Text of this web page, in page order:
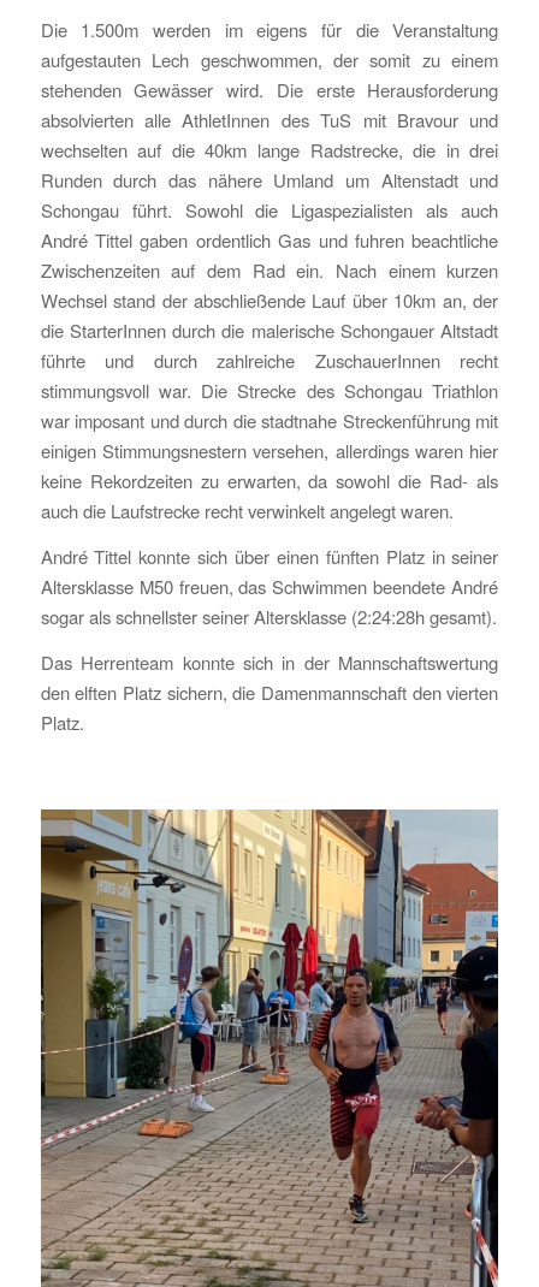
Die 1.500m werden im eigens für die Veranstaltung
aufgestauten Lech geschwommen, der somit zu einem
stehenden Gewässer wird. Die erste Herausforderung
absolvierten alle AthletInnen des TuS mit Bravour und
wechselten auf die 40km lange Radstrecke, die in drei
Runden durch das nähere Umland um Altenstadt und
Schongau führt. Sowohl die Ligaspezialisten als auch
André Tittel gaben ordentlich Gas und fuhren beachtliche
Zwischenzeiten auf dem Rad ein. Nach einem kurzen
Wechsel stand der abschließende Lauf über 10km an, der
die StarterInnen durch die malerische Schongauer Altstadt
führte und durch zahlreiche ZuschauerInnen recht
stimmungsvoll war. Die Strecke des Schongau Triathlon
war imposant und durch die stadtnahe Streckenführung mit
einigen Stimmungsnestern versehen, allerdings waren hier
keine Rekordzeiten zu erwarten, da sowohl die Rad- als
auch die Laufstrecke recht verwinkelt angelegt waren.
André Tittel konnte sich über einen fünften Platz in seiner
Altersklasse M50 freuen, das Schwimmen beendete André
sogar als schnellster seiner Altersklasse (2:24:28h gesamt).
Das Herrenteam konnte sich in der Mannschaftswertung
den elften Platz sichern, die Damenmannschaft den vierten
Platz.